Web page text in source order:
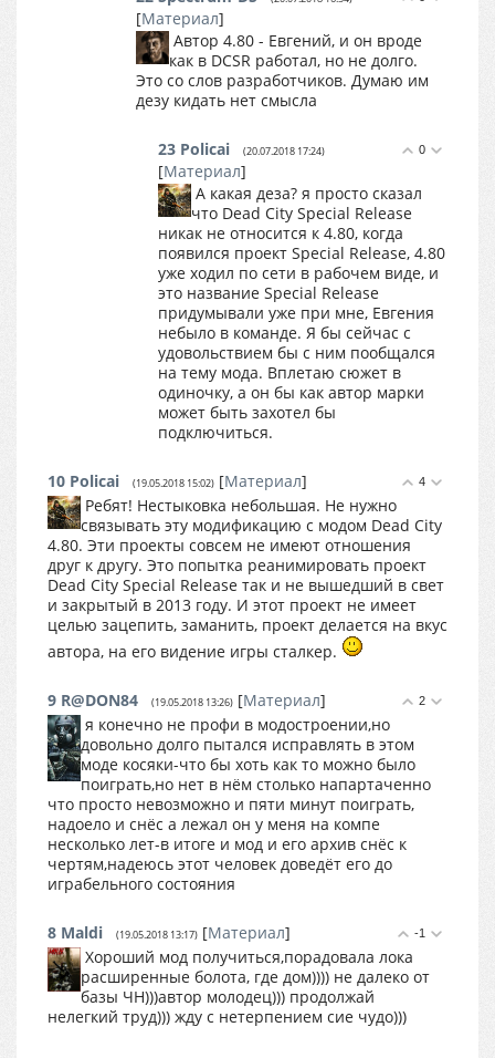
[Материал]
Автор 4.80 - Евгений, и он вроде
как в DCSR работал, но не долго.
Это со слов разработчиков. Думаю им
дезу кидать нет смысла
0
23 Policai (20.07.2018 17:24)
[Материал]
А какая деза? я просто сказал
что Dead City Special Release
никак не относится к 4.80, когда
появился проект Special Release, 4.80
уже ходил по сети в рабочем виде, и
это название Special Release
придумывали уже при мне, Евгения
небыло в команде. Я бы сейчас с
удовольствием бы с ним пообщался
на тему мода. Вплетаю сюжет в
одиночку, а он бы как автор марки
может быть захотел бы
подключиться.
4
10 Policai (19.05.2018 15:02) [Материал]
Ребят! Нестыковка небольшая. Не нужно
связывать эту модификацию с модом Dead City
4.80. Эти проекты совсем не имеют отношения
друг к другу. Это попытка реанимировать проект
Dead City Special Release так и не вышедший в свет
и закрытый в 2013 году. И этот проект не имеет
целью зацепить, заманить, проект делается на вкус
автора, на его видение игры сталкер.
2
9 R@DON84 (19.05.2018 13:26) [Материал]
я конечно не профи в модостроении,но
довольно долго пытался исправлять в этом
моде косяки-что бы хоть как то можно было
поиграть,но нет в нём столько напартаченно
что просто невозможно и пяти минут поиграть,
надоело и снёс а лежал он у меня на компе
несколько лет-в итоге и мод и его архив снёс к
чертям,надеюсь этот человек доведёт его до
играбельного состояния
-1
8 Maldi (19.05.2018 13:17) [Материал]
Хороший мод получиться,порадовала лока
расширенные болота, где дом)))) не далеко от
базы ЧН)))автор молодец))) продолжай
нелегкий труд))) жду с нетерпением сие чудо)))